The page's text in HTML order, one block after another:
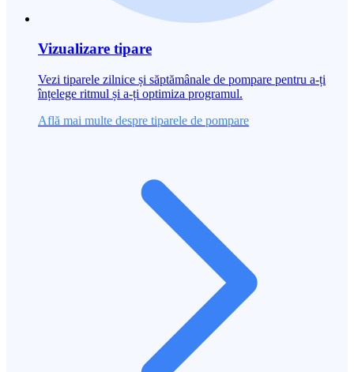
Vizualizare tipare
Vezi tiparele zilnice și săptămânale de pompare pentru a-ți
înțelege ritmul și a-ți optimiza programul.
Află mai multe despre tiparele de pompare